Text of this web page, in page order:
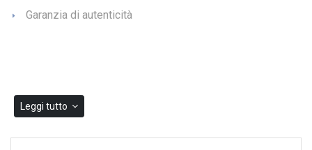
Garanzia di autenticità
Leggi tutto